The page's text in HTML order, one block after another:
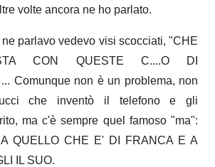
volte ancora ne ho parlato.
parlavo vedevo visi scocciati, "CHE
CON QUESTE C....O DI
Comunque non è un problema, non
che inventò il telefono e gli
ma c'è sempre quel famoso "ma":
QUELLO CHE E' DI FRANCA E A
IL SUO.